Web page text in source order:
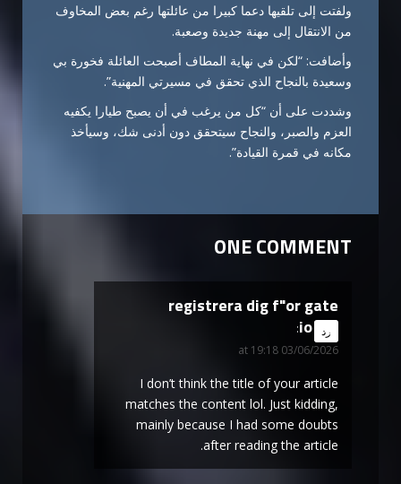
ولفتت إلى تلقيها دعما كبيرا من عائلتها رغم بعض المخاوف
من الانتقال إلى مهنة جديدة وصعبة.
وأضافت: “لكن في نهاية المطاف أصبحت العائلة فخورة بي
وسعيدة بالنجاح الذي تحقق في مسيرتي المهنية”.
وشددت على أن “كل من يرغب في أن يصبح طيارا يكفيه
العزم والصبر، والنجاح سيتحقق دون أدنى شك، وسيأخذ
مكانه في قمرة القيادة”.
ONE COMMENT
registrera dig f"or gate
io
says:
03/06/2026 at 19:18
رد
I don’t think the title of your article
matches the content lol. Just kidding,
mainly because I had some doubts
after reading the article.